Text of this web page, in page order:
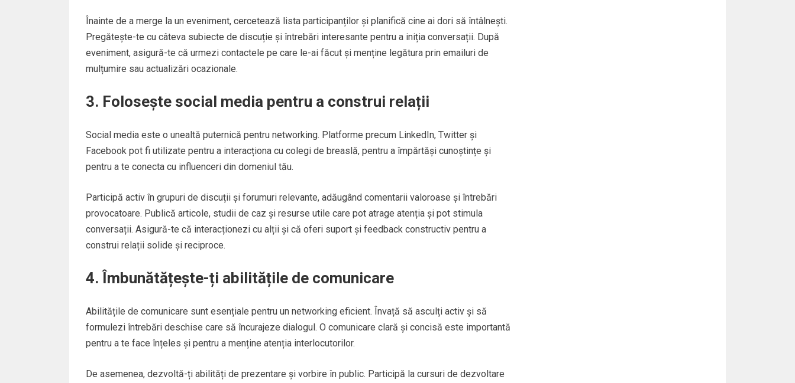
Înainte de a merge la un eveniment, cercetează lista participanților și planifică cine ai dori să întâlnești.
Pregătește-te cu câteva subiecte de discuție și întrebări interesante pentru a iniția conversații. După
eveniment, asigură-te că urmezi contactele pe care le-ai făcut și menține legătura prin emailuri de
mulțumire sau actualizări ocazionale.
3. Folosește social media pentru a construi relații
Social media este o unealtă puternică pentru networking. Platforme precum LinkedIn, Twitter și
Facebook pot fi utilizate pentru a interacționa cu colegi de breaslă, pentru a împărtăși cunoștințe și
pentru a te conecta cu influenceri din domeniul tău.
Participă activ în grupuri de discuții și forumuri relevante, adăugând comentarii valoroase și întrebări
provocatoare. Publică articole, studii de caz și resurse utile care pot atrage atenția și pot stimula
conversații. Asigură-te că interacționezi cu alții și că oferi suport și feedback constructiv pentru a
construi relații solide și reciproce.
4. Îmbunătățește-ți abilitățile de comunicare
Abilitățile de comunicare sunt esențiale pentru un networking eficient. Învață să asculți activ și să
formulezi întrebări deschise care să încurajeze dialogul. O comunicare clară și concisă este importantă
pentru a te face înțeles și pentru a menține atenția interlocutorilor.
De asemenea, dezvoltă-ți abilități de prezentare și vorbire în public. Participă la cursuri de dezvoltare